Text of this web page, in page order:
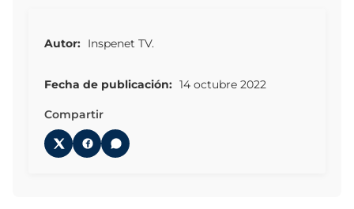
Autor: Inspenet TV.
Fecha de publicación: 14 octubre 2022
Compartir